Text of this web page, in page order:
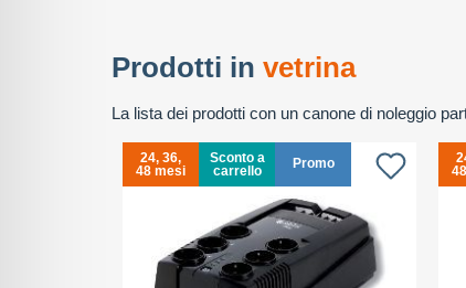
Prodotti in vetrina
La lista dei prodotti con un canone di noleggio
24, 36,
48 mesi
Sconto a
carrello
Promo